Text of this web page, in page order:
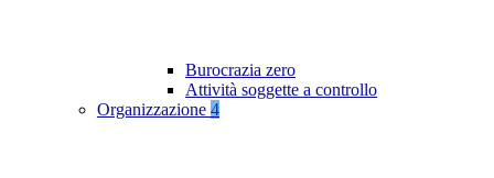
Burocrazia zero
Attività soggette a controllo
Organizzazione 4